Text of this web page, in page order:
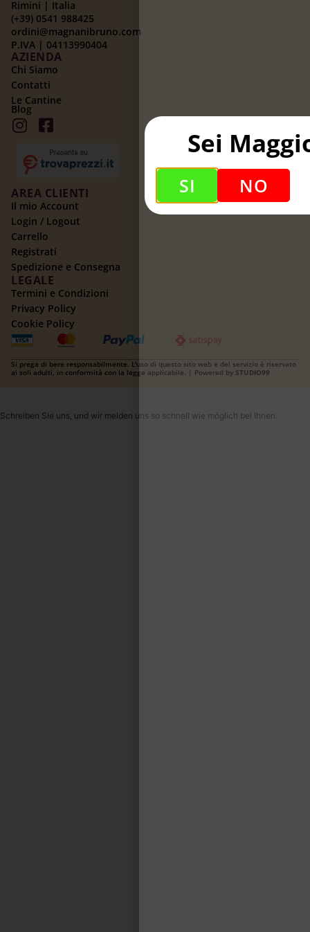
Rimini | Italia
(+39) 0541 988425
ordini@magnanibruno.com
P.IVA | 04113990404
AZIENDA
Chi Siamo
Contatti
Le Cantine
Blog
AREA CLIENTI
Il mio Account
Login / Logout
Carrello
Registrati
Spedizione e Consegna
LEGALE
Termini e Condizioni
Privacy Policy
Cookie Policy
Si prega di bere responsabilmente. L'uso di questo sito web e del servizio è riservato
ai soli adulti, in conformità con la legge applicabile. | Powered by STUDIO99
Schreiben Sie uns, und wir melden uns so schnell wie möglich bei Ihnen.
Sei
SI NO